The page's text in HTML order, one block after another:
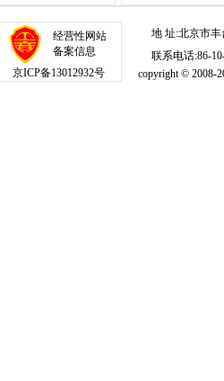
经营性网站
备案信息
京ICP备13012932号
地 址:北京市
联系电话:86-
copyright © 2008-